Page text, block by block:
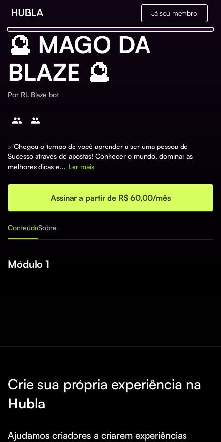
Já sou membro
🔮 MAGO DA
BLAZE 🔮
Por RL Blaze bot
✅Chegou o tempo de você aprender a ser uma pessoa de
Sucesso através de apostas! Conhecer o mundo, dominar as
melhores dicas e... Ler mais
Assinar a partir de R$ 60,00/mês
ConteúdoSobre
Módulo 1
Crie sua própria experiência na
Hubla
Ajudamos criadores a criarem experiências